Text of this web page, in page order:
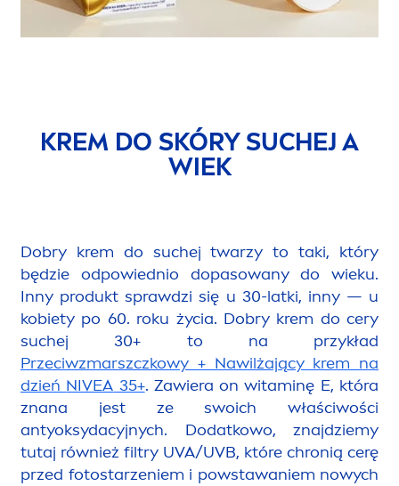
KREM DO SKÓRY SUCHEJ A
WIEK
Dobry krem do suchej twarzy to taki, który
będzie odpowiednio dopasowany do wieku.
Inny produkt sprawdzi się u 30-latki, inny — u
kobiety po 60. roku życia. Dobry krem do cery
suchej 30+ to na przykład
Przeciwzmarszczkowy + Nawilżający krem na
dzień NIVEA 35+. Zawiera on witaminę E, która
znana jest ze swoich właściwości
antyoksydacyjnych. Dodatkowo, znajdziemy
tutaj również filtry UVA/UVB, które chronią cerę
przed fotostarzeniem i powstawaniem nowych